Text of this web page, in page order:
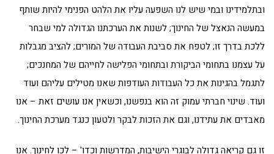
ובתלמידינו ובמי שיש לנו השפעה עליו את הלהט הפנימי להיות שותף
במעשה הנאצל של החינוך; לשנות את הערכתנו הגדולה למי שבחר
ללכת בדרך זו; לטפח את סביבת העבודה של המורים; להציב מגבלות
על עצמנו בתחומי הביקורת ובתחומי הפלישה לחייהם של המחנכים;
לתגמל בהגינות את כל העבודות העודפות שאנו מטילים עליהם ועוד
ועוד. שינוי חברתי עמוק זה הוא בנפשנו, וכשאין אנו עושים זאת – אנו
מאבדים את עתידנו, וגם את הזכות לבקר ולטעון כנגד מערכת החינוך.
זו גם קריאה גדולה לבוגרי הישיבות, המדרשות וכדו' – לכו לחינוך. אנו